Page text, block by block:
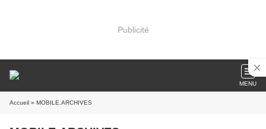
Publicité
MENU
Accueil » MOBILE.ARCHIVES